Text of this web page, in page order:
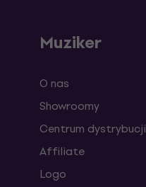
Muziker
O nas
Showroomy
Centrum dystrybucji
Affiliate
Logo